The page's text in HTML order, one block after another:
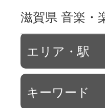
滋賀県 音楽・
エリア・駅
キーワード